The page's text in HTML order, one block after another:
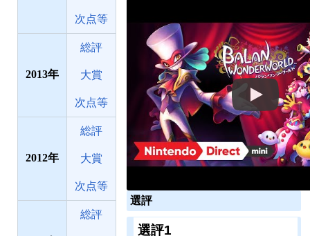
次点等
2013
総評
大賞
次点等
2012
総評
大賞
次点等
総評
選評
選評1